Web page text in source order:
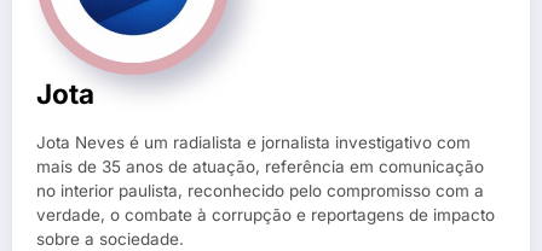
Jota
Jota Neves é um radialista e jornalista investigativo com
mais de 35 anos de atuação, referência em comunicação
no interior paulista, reconhecido pelo compromisso com a
verdade, o combate à corrupção e reportagens de impacto
sobre a sociedade.